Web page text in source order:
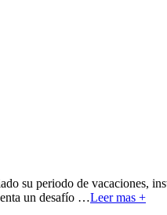
su periodo de vacaciones,
un desafío …Leer mas +